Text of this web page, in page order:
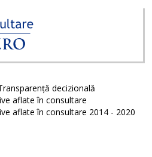
decizională
aflate în consultare
aflate în consultare 2014 - 2020